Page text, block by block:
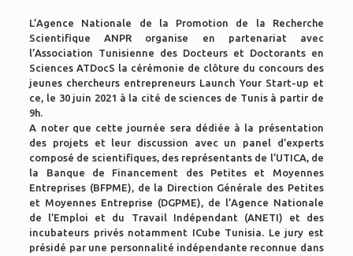
L’Agence Nationale de la Promotion de la Recherche
Scientifique ANPR organise en partenariat avec
l’Association Tunisienne des Docteurs et Doctorants en
Sciences ATDocS la cérémonie de clôture du concours des
jeunes chercheurs entrepreneurs Launch Your Start-up et
ce, le 30 juin 2021 à la cité de sciences de Tunis à partir de
9h.
A noter que cette journée sera dédiée à la présentation
des projets et leur discussion avec un panel d’experts
composé de scientifiques, des représentants de l’UTICA, de
la Banque de Financement des Petites et Moyennes
Entreprises (BFPME), de la Direction Générale des Petites
et Moyennes Entreprise (DGPME), de l’Agence Nationale
de l’Emploi et du Travail Indépendant (ANETI) et des
incubateurs privés notamment ICube Tunisia. Le jury est
présidé par une personnalité indépendante reconnue dans